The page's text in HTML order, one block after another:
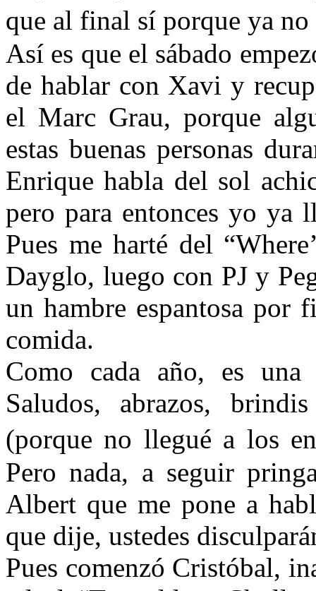
que al final sí porque ya
Así es que el sábado
de hablar con Xavi y
el Marc Grau, porque
estas buenas personas
Enrique habla del sol
pero para entonces yo ya
Pues me harté del
Dayglo, luego con PJ y
un hambre espantosa por
comida.
Como cada año, es
Saludos, abrazos,
(porque no llegué a los
Pero nada, a seguir
Albert que me pone a
que dije, ustedes
Pues comenzó Cristóbal,